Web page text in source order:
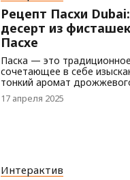
Рецепт Пасхи
десерт из
Пасхе
Паска — это
сочетающее в себе
тонкий аромат
времени каждая область
особенности в этот
17 апреля 2025
Интерактив